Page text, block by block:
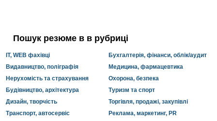
Пошук резюме в в рубриці
IT, WEB фахівці
Бухгалтерія, фінанси, облік/аудит
Видавництво, поліграфія
Медицина, фармацевтика
Нерухомість та страхування
Охорона, безпека
Будівництво, архітектура
Туризм та спорт
Дизайн, творчість
Торгівля, продажі, закупівлі
Транспорт, автосервіс
Реклама, маркетинг, PR